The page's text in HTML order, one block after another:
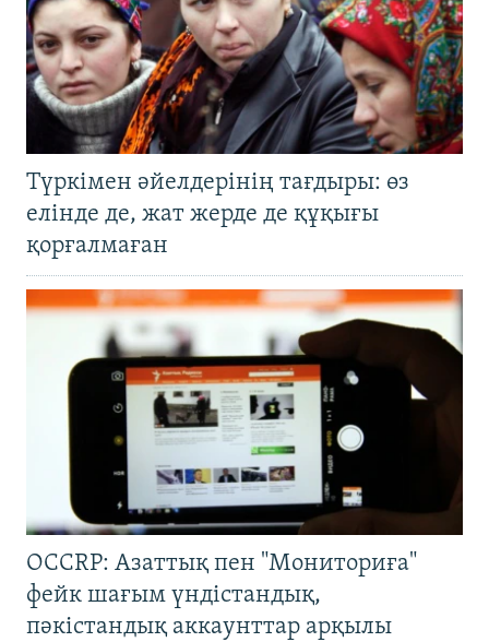
Түркімен әйелдерінің тағдыры: өз
елінде де, жат жерде де құқығы
қорғалмаған
OCCRP: Азаттық пен "Мониториға"
фейк шағым үндістандық,
пәкістандық аккаунттар арқылы